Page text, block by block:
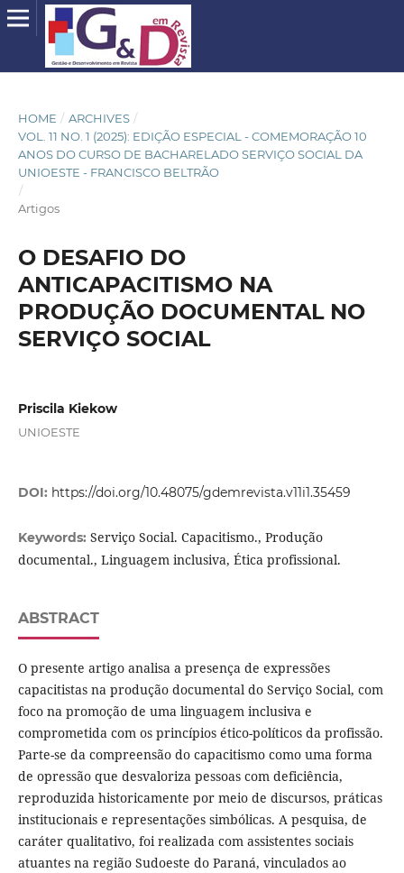
HOME / ARCHIVES /
VOL. 11 NO. 1 (2025): EDIÇÃO ESPECIAL - COMEMORAÇÃO 10
ANOS DO CURSO DE BACHARELADO SERVIÇO SOCIAL DA
UNIOESTE - FRANCISCO BELTRÃO
/
Artigos
O DESAFIO DO
ANTICAPACITISMO NA
PRODUÇÃO DOCUMENTAL NO
SERVIÇO SOCIAL
Priscila Kiekow
UNIOESTE
DOI: https://doi.org/10.48075/gdemrevista.v11i1.35459
Keywords: Serviço Social. Capacitismo., Produção
documental., Linguagem inclusiva, Ética profissional.
ABSTRACT
O presente artigo analisa a presença de expressões
capacitistas na produção documental do Serviço Social, com
foco na promoção de uma linguagem inclusiva e
comprometida com os princípios ético-políticos da profissão.
Parte-se da compreensão do capacitismo como uma forma
de opressão que desvaloriza pessoas com deficiência,
reproduzida historicamente por meio de discursos, práticas
institucionais e representações simbólicas. A pesquisa, de
caráter qualitativo, foi realizada com assistentes sociais
atuantes na região Sudoeste do Paraná, vinculados ao